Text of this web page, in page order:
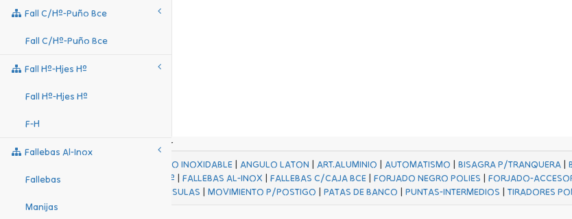
Fall C/hº-Puño Bce
Fall C/hº-Puño Bce
Fall Hº-Hjes Hº
Fall Hº-Hjes Hº
F-H
Fallebas Al-Inox
Fallebas
Manijas
ACERO INOXIDABLE| ANGULO LATON | ART.ALUMINIO | AUTOMATISMO | BISAGRA P/TRANQUERA|
FALL Hº-HJES Hº |FALLEBAS AL-INOX |FALLEBAS C/CAJA BCE |FORJADO NEGRO POLIES |FORJADO-
MENSULAS | MOVIMIENTO P/POSTIGO | PATAS DE BANCO | PUNTAS-INTERMEDIOS | TIRADORES